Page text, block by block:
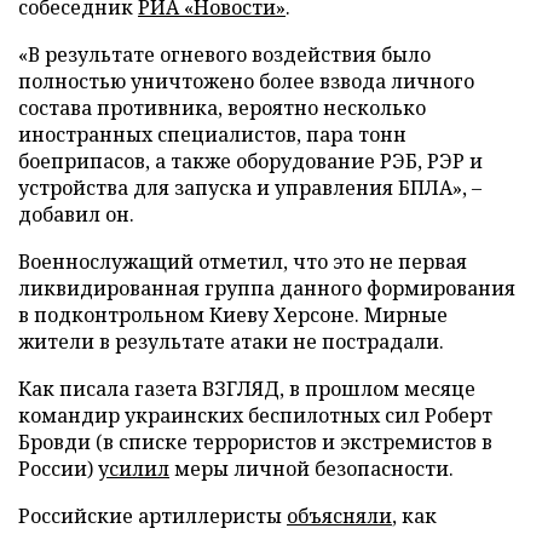
собеседникРИА «Новости».
«В результате огневого воздействия было
полностью уничтожено более взвода личного
состава противника, вероятно несколько
иностранных специалистов, пара тонн
боеприпасов, а также оборудование РЭБ, РЭР и
устройства для запуска и управления БПЛА», –
добавил он.
Военнослужащий отметил, что это не первая
ликвидированная группа данного формирования
в подконтрольном Киеву Херсоне. Мирные
жители в результате атаки не пострадали.
Как писала газета ВЗГЛЯД, в прошлом месяце
командир украинских беспилотных сил Роберт
Бровди (в списке террористов и экстремистов в
России)усилилмеры личной безопасности.
Российские артиллеристы объясняли, как